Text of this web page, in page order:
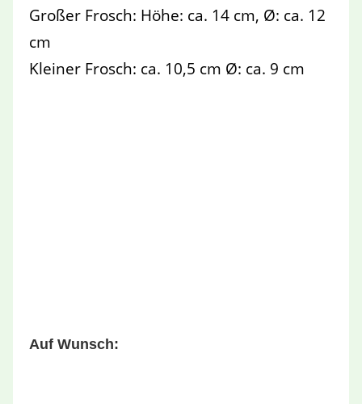
Großer Frosch: Höhe: ca. 14 cm, Ø: ca. 12
cm
Kleiner Frosch: ca. 10,5 cm Ø: ca. 9 cm
Auf Wunsch: